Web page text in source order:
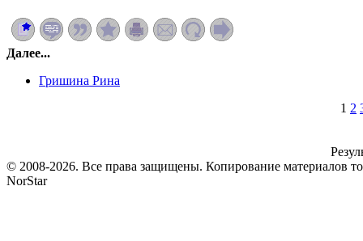
Далее...
Гришина Рина
1 2
© 2008-2026. Все права защищены. Копирование материалов
NorStar